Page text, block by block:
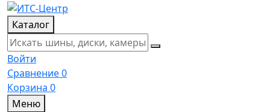
Каталог
Войти
Сравнение0
Корзина 0
Меню